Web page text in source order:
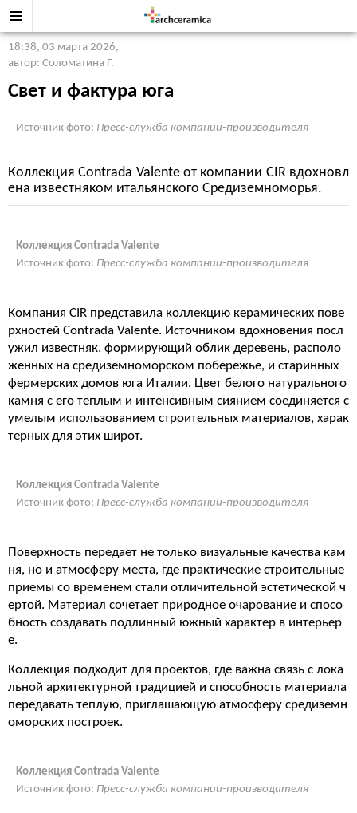
18:38, 03 марта 2026,
автор: Соломатина Г.
Свет и фактура юга
Источник фото: Пресс-служба компании-производителя
Коллекция Contrada Valente от компании CIR вдохновл
ена известняком итальянского Средиземноморья.
Коллекция Contrada Valente
Источник фото: Пресс-служба компании-производителя
Компания CIR представила коллекцию керамических пове
рхностей Contrada Valente. Источником вдохновения посл
ужил известняк, формирующий облик деревень, располо
женных на средиземноморском побережье, и старинных
фермерских домов юга Италии. Цвет белого натурального
камня с его теплым и интенсивным сиянием соединяется с
умелым использованием строительных материалов, харак
терных для этих широт.
Коллекция Contrada Valente
Источник фото: Пресс-служба компании-производителя
Поверхность передает не только визуальные качества кам
ня, но и атмосферу места, где практические строительные
приемы со временем стали отличительной эстетической ч
ертой. Материал сочетает природное очарование и спосо
бность создавать подлинный южный характер в интерьер
е.
Коллекция подходит для проектов, где важна связь с лока
льной архитектурной традицией и способность материала
передавать теплую, приглашающую атмосферу средиземн
оморских построек.
Коллекция Contrada Valente
Источник фото: Пресс-служба компании-производителя